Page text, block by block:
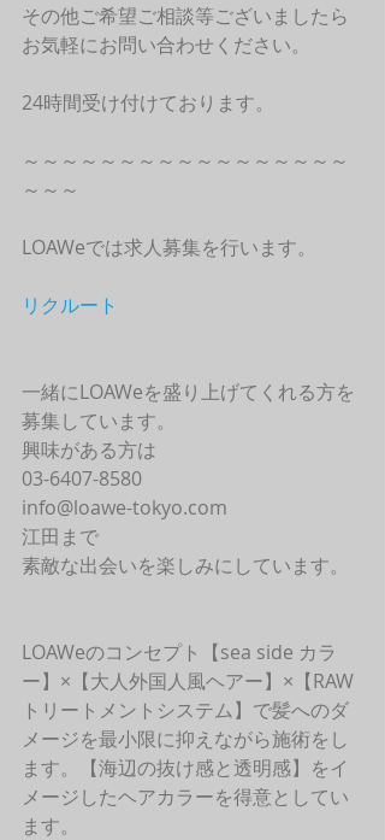
その他ご希望ご相談等ございましたら
お気軽にお問い合わせください。
24時間受け付けております。
～～～～～～～～～～～～～～～～～
～～～
LOAWeでは求人募集を行います。
リクルート
一緒にLOAWeを盛り上げてくれる方を
募集しています。
興味がある方は
03-6407-8580
info@loawe-tokyo.com
江田まで
素敵な出会いを楽しみにしています。
LOAWeのコンセプト【sea side カラ
ー】×【大人外国人風ヘアー】×【RAW
トリートメントシステム】で髪へのダ
メージを最小限に抑えながら施術をし
ます。【海辺の抜け感と透明感】をイ
メージしたヘアカラーを得意としてい
ます。